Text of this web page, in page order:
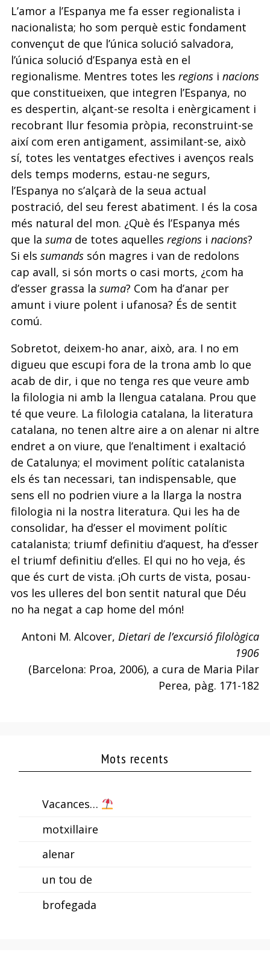
L’amor a l’Espanya me fa esser regionalista i
nacionalista; ho som perquè estic fondament
convençut de que l’única solució salvadora,
l’única solució d’Espanya està en el
regionalisme. Mentres totes les regions i nacions
que constitueixen, que integren l’Espanya, no
es despertin, alçant-se resolta i enèrgicament i
recobrant llur fesomia pròpia, reconstruint-se
així com eren antigament, assimilant-se, això
sí, totes les ventatges efectives i avenços reals
dels temps moderns, estau-ne segurs,
l’Espanya no s’alçarà de la seua actual
postració, del seu ferest abatiment. I és la cosa
més natural del mon. ¿Què és l’Espanya més
que la suma de totes aquelles regions i nacions?
Si els sumands són magres i van de redolons
cap avall, si són morts o casi morts, ¿com ha
d’esser grassa la suma? Com ha d’anar per
amunt i viure polent i ufanosa? És de sentit
comú.
Sobretot, deixem-ho anar, això, ara. I no em
digueu que escupi fora de la trona amb lo que
acab de dir, i que no tenga res que veure amb
la filologia ni amb la llengua catalana. Prou que
té que veure. La filologia catalana, la literatura
catalana, no tenen altre aire a on alenar ni altre
endret a on viure, que l’enaltiment i exaltació
de Catalunya; el moviment polític catalanista
els és tan necessari, tan indispensable, que
sens ell no podrien viure a la llarga la nostra
filologia ni la nostra literatura. Qui les ha de
consolidar, ha d’esser el moviment polític
catalanista; triumf definitiu d’aquest, ha d’esser
el triumf definitiu d’elles. El qui no ho veja, és
que és curt de vista. ¡Oh curts de vista, posau-
vos les ulleres del bon sentit natural que Déu
no ha negat a cap home del món!
Antoni M. Alcover,Dietari de l’excursió filològica
1906
(Barcelona: Proa, 2006), a cura de Maria Pilar
Perea, pàg. 171-182
Mots recents
Vacances…
motxillaire
alenar
un tou de
brofegada